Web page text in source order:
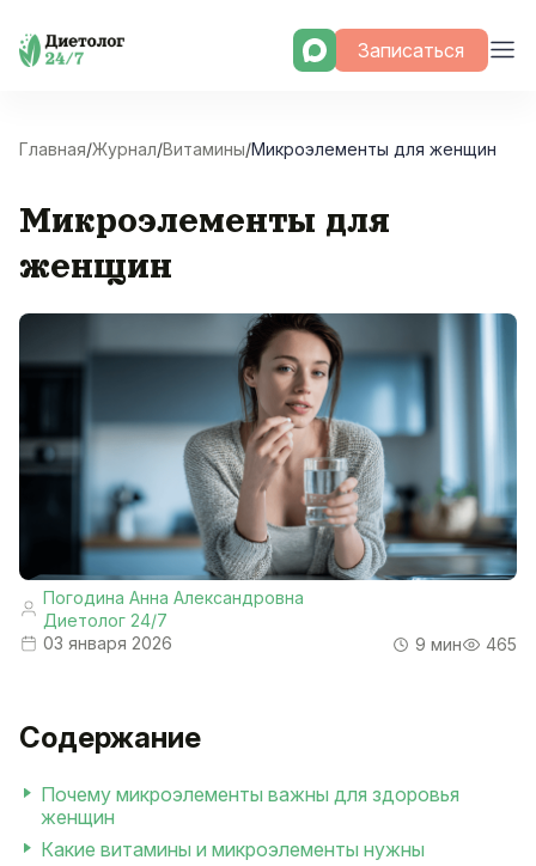
Skip
Записаться
Главная/Журнал/Витамины/Микроэлементы для женщин
Микроэлементы для
женщин
Погодина Анна Александровна
Диетолог 24/7
03 января 2026
9 мин 465
Содержание
Почему микроэлементы важны для здоровья
женщин
Какие витамины и микроэлементы нужны